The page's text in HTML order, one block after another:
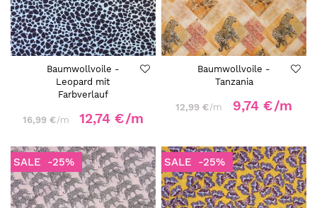
Baumwollvoile -
Leopard mit
Farbverlauf
16,99 €/m 12,74 €/m
Baumwollvoile -
Tanzania
12,99 €/m 9,74 €/m
SALE -25% SALE -25%